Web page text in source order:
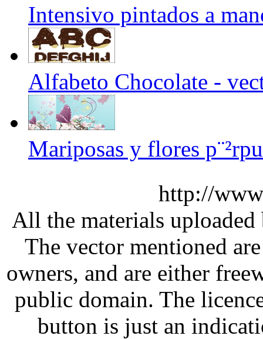
Intensivo pintados a
Alfabeto Chocolate -
Mariposas y flores
http://
All the materials
The vector mentioned
owners, and are either
public domain. The
button is just an